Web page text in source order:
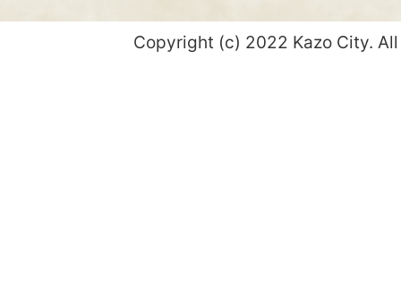
Copyright (c) 2022 Kazo City.